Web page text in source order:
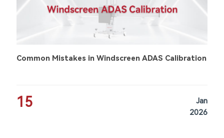
Common Mistakes in Windscreen ADAS Calibration
15
Jan
2026